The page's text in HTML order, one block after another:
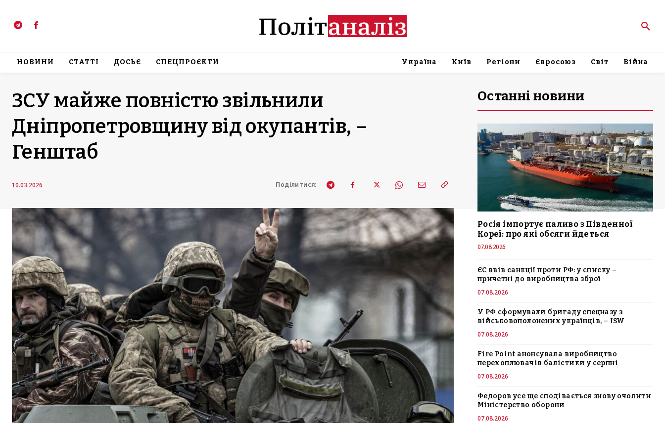
НОВИНИ СТАТТІ ДОСЬЄ СПЕЦПРОЄКТИ Україна Київ Регіони Євросоюз Світ Війна
ЗСУ майже повністю звільнили
Дніпропетровщину від окупантів, –
Генштаб
10.03.2026 Поділитися:
Останні новини
Росія імпортує паливо з Південної
Кореї: про які обсяги йдеться
07.08.2026
ЄС ввів санкції проти РФ: у списку –
причетні до виробництва зброї
07.08.2026
У РФ сформували бригаду спецназу з
військовополонених українців, – ISW
07.08.2026
Fire Point анонсувала виробництво
перехоплювачів балістики у серпні
07.08.2026
Федоров усе ще сподівається знову очолити
Міністерство оборони
07.08.2026